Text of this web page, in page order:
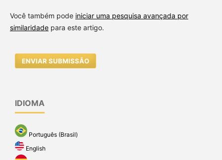
Você também pode iniciar uma pesquisa avançada por
similaridadepara este artigo.
ENVIAR SUBMISSÃO
IDIOMA
Português (Brasil)
English